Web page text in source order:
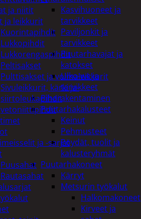
Kasvihuoneet ja
tarvikkeet
Paviljonkit ja
tarvikkeet
Puutarhavajat ja
katokset
Ulko-wc ja
tarvikkeet
Piharakentaminen
Puutarhakalusteet
Keinut
Pehmusteet
Pöydät, tuolit ja
kalusteryhmät
Puutarhakoneet
Kärryt
Metsurin työkalut
Halkomakoneet
Kirveet ja
ja niitit
ja leikkurit
Kuorintapihdit
Lukkopihdit
Lukkorengaspihdit
Peltisakset
Pulttisakset ja voimaleikkurit
Sivuleikkurit, kärki ja-
siirtoleukapihdit
vetoniittipihdit
ja -sarjat
Puusahat
Rautasahat